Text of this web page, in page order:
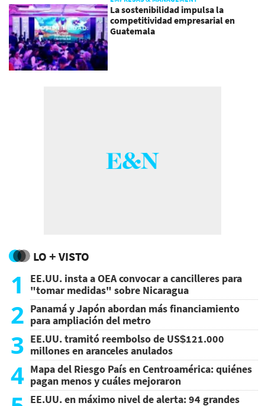
La sostenibilidad impulsa la
competitividad empresarial en
Guatemala
LO + VISTO
1
EE.UU. insta a OEA convocar a cancilleres para
"tomar medidas" sobre Nicaragua
2 Panamá y Japón abordan más financiamiento
para ampliación del metro
3 EE.UU. tramitó reembolso de US$121.000
millones en aranceles anulados
4 Mapa del Riesgo País en Centroamérica: quiénes
pagan menos y cuáles mejoraron
EE.UU. en máximo nivel de alerta: 94 grandes